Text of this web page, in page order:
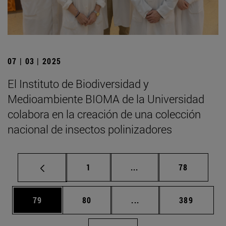
07 | 03 | 2025
El Instituto de Biodiversidad y
Medioambiente BIOMA de la Universidad
colabora en la creación de una colección
nacional de insectos polinizadores
Página
1 ... Páginas intermedias
Página
78
Página
79 Página
80 ... Páginas intermedias
Página
389